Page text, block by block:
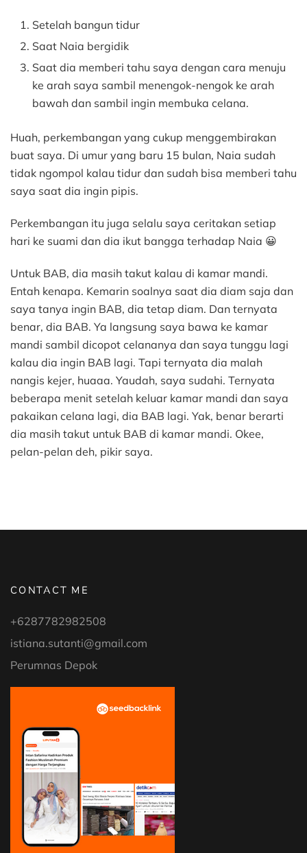
Setelah bangun tidur
Saat Naia bergidik
Saat dia memberi tahu saya dengan cara menuju
ke arah saya sambil menengok-nengok ke arah
bawah dan sambil ingin membuka celana.
Huah, perkembangan yang cukup menggembirakan
buat saya. Di umur yang baru 15 bulan, Naia sudah
tidak ngompol kalau tidur dan sudah bisa memberi tahu
saya saat dia ingin pipis.
Perkembangan itu juga selalu saya ceritakan setiap
hari ke suami dan dia ikut bangga terhadap Naia 😀
Untuk BAB, dia masih takut kalau di kamar mandi.
Entah kenapa. Kemarin soalnya saat dia diam saja dan
saya tanya ingin BAB, dia tetap diam. Dan ternyata
benar, dia BAB. Ya langsung saya bawa ke kamar
mandi sambil dicopot celananya dan saya tunggu lagi
kalau dia ingin BAB lagi. Tapi ternyata dia malah
nangis kejer, huaaa. Yaudah, saya sudahi. Ternyata
beberapa menit setelah keluar kamar mandi dan saya
pakaikan celana lagi, dia BAB lagi. Yak, benar berarti
dia masih takut untuk BAB di kamar mandi. Okee,
pelan-pelan deh, pikir saya.
CONTACT ME
+6287782982508
istiana.sutanti@gmail.com
Perumnas Depok